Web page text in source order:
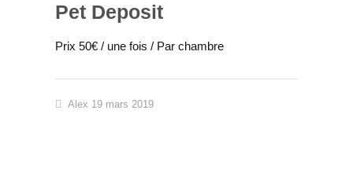
Pet Deposit
Prix 50€ / une fois / Par chambre
Alex 19 mars 2019